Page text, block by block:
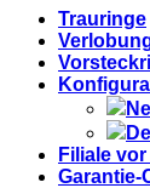
Trauringe
Filiale vor
Garantie-